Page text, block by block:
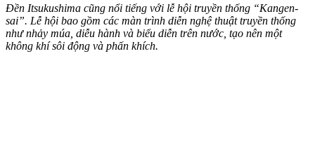
Đền Itsukushima cũng nổi tiếng với lễ hội truyền thống “Kangen-
sai”. Lễ hội bao gồm các màn trình diễn nghệ thuật truyền thống
như nhảy múa, diễu hành và biểu diễn trên nước, tạo nên một
không khí sôi động và phấn khích.